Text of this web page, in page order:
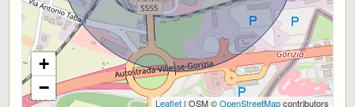
+
−
Leaflet| OSM ©OpenStreetMapcontributors